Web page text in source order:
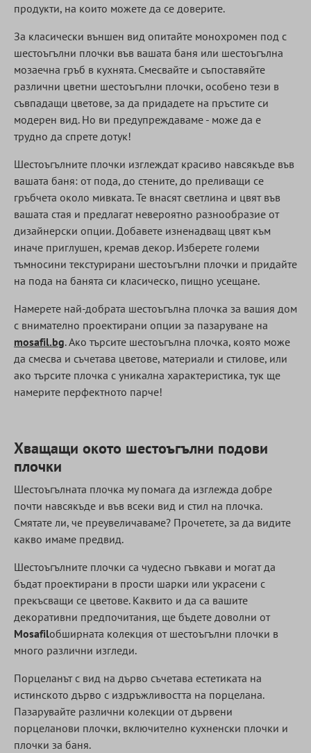
продукти, на които можете да се доверите.
За класически външен вид опитайте монохромен под с
шестоъгълни плочки във вашата баня или шестоъгълна
мозаечна гръб в кухнята. Смесвайте и съпоставяйте
различни цветни шестоъгълни плочки, особено тези в
съвпадащи цветове, за да придадете на пръстите си
модерен вид. Но ви предупреждаваме - може да е
трудно да спрете дотук!
Шестоъгълните плочки изглеждат красиво навсякъде във
вашата баня: от пода, до стените, до преливащи се
гръбчета около мивката. Те внасят светлина и цвят във
вашата стая и предлагат невероятно разнообразие от
дизайнерски опции. Добавете изненадващ цвят към
иначе приглушен, кремав декор. Изберете големи
тъмносини текстурирани шестоъгълни плочки и придайте
на пода на банята си класическо, пищно усещане.
Намерете най-добрата шестоъгълна плочка за вашия дом
с внимателно проектирани опции за пазаруване на
mosafil.bg. Ако търсите шестоъгълна плочка, която може
да смесва и съчетава цветове, материали и стилове, или
ако търсите плочка с уникална характеристика, тук ще
намерите перфектното парче!
Хващащи окото шестоъгълни подови
плочки
Шестоъгълната плочка му помага да изглежда добре
почти навсякъде и във всеки вид и стил на плочка.
Смятате ли, че преувеличаваме? Прочетете, за да видите
какво имаме предвид.
Шестоъгълните плочки са чудесно гъвкави и могат да
бъдат проектирани в прости шарки или украсени с
прекъсващи се цветове. Каквито и да са вашите
декоративни предпочитания, ще бъдете доволни от
Mosafilобширната колекция от шестоъгълни плочки в
много различни изгледи.
Порцеланът с вид на дърво съчетава естетиката на
истинското дърво с издръжливостта на порцелана.
Пазарувайте различни колекции от дървени
порцеланови плочки, включително кухненски плочки и
плочки за баня.